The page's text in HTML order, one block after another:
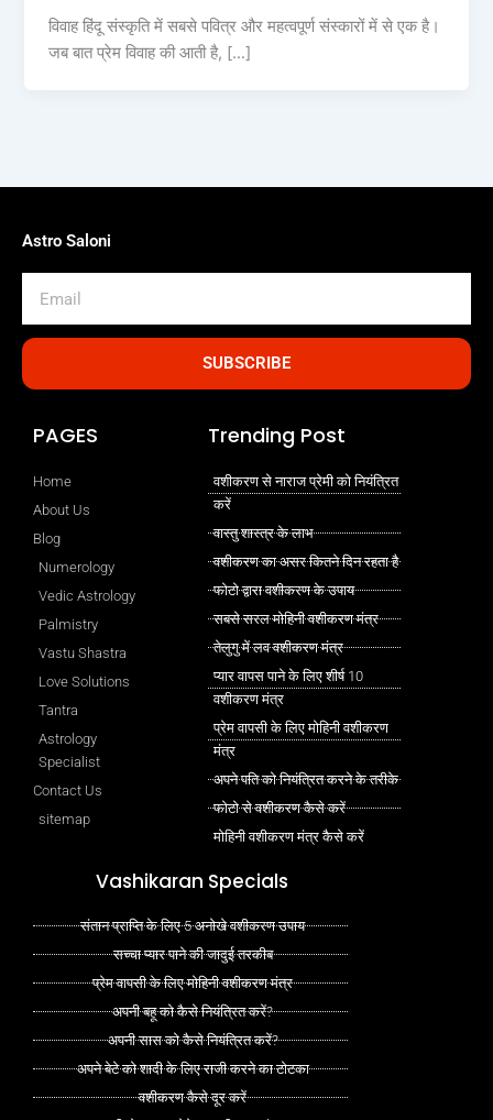
विवाह हिंदू संस्कृति में सबसे पवित्र और महत्वपूर्ण संस्कारों में से एक है।
जब बात प्रेम विवाह की आती है, […]
Astro Saloni
SUBSCRIBE
PAGES
Home
About Us
Blog
Numerology
Vedic Astrology
Palmistry
Vastu Shastra
Love Solutions
Tantra
Astrology
Specialist
Contact Us
sitemap
Trending Post
वशीकरण से नाराज प्रेमी को नियंत्रित
करें
वास्तु शास्त्र के लाभ
वशीकरण का असर कितने दिन रहता है
फोटो द्वारा वशीकरण के उपाय
सबसे सरल मोहिनी वशीकरण मंत्र
तेलुगु में लव वशीकरण मंत्र
प्यार वापस पाने के लिए शीर्ष 10
वशीकरण मंत्र
प्रेम वापसी के लिए मोहिनी वशीकरण
मंत्र
अपने पति को नियंत्रित करने के तरीके
फोटो से वशीकरण कैसे करें
मोहिनी वशीकरण मंत्र कैसे करें
Vashikaran Specials
संतान प्राप्ति के लिए 5 अनोखे वशीकरण उपाय
सच्चा प्यार पाने की जादुई तरकीब
प्रेम वापसी के लिए मोहिनी वशीकरण मंत्र
अपनी बहू को कैसे नियंत्रित करें?
अपनी सास को कैसे नियंत्रित करें?
अपने बेटे को शादी के लिए राजी करने का टोटका
वशीकरण कैसे दूर करें